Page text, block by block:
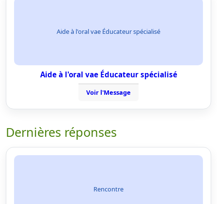
Aide à l'oral vae Éducateur spécialisé
Aide à l'oral vae Éducateur spécialisé
Voir l'Message
Dernières réponses
Rencontre